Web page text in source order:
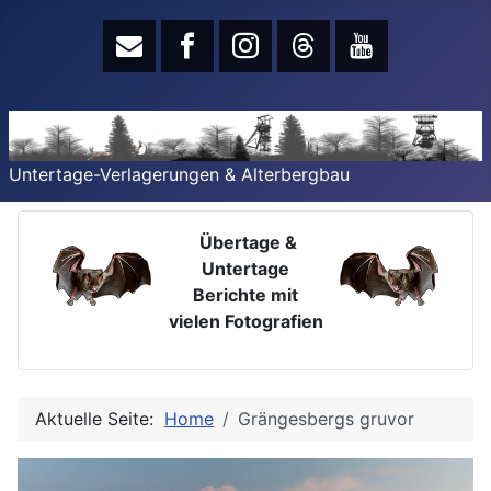
Untertage-Verlagerungen & Alterbergbau
Übertage &
Untertage
Berichte mit
vielen Fotografien
Aktuelle Seite: Home Grängesbergs gruvor